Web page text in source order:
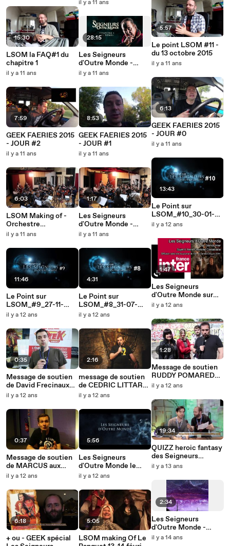
15:30
LSOM la FAQ#1 du
chapitre 1
il y a 11 ans
7:59
GEEK FAERIES 2015
- JOUR #2
il y a 11 ans
6:03
LSOM Making of -
Orchestre
philarmonique Paris
il y a 11 ans
11:46
Le Point sur
LSOM_#9_27-11-
2014
il y a 12 ans
0:35
Message de soutien
de David Frecinaux
aux Seigneurs
il y a 12 ans
0:37
Message de soutien
de MARCUS aux
Seigneurs d'Outre
il y a 12 ans
6:18
+ ou - GEEK spécial
il y a 11 ans
28:15
Les Seigneurs
d'Outre Monde -
chapitre 1
il y a 11 ans
8:53
GEEK FAERIES 2015
- JOUR #1
il y a 11 ans
1:17
Les Seigneurs
d'Outre Monde -
Orchestre
teaser
il y a 11 ans
4:31
Le Point sur
LSOM_#8_31-07-
2014
il y a 12 ans
2:16
message de soutien
de CEDRIC LITTARDI
aux Seigneurs
il y a 12 ans
5:56
Les Seigneurs
d'Outre Monde le
crowdfunding
il y a 12 ans
5:05
LSOM making Of Le
5:57
Le point LSOM #11 -
du 13 octobre 2015
il y a 11 ans
6:13
GEEK FAERIES 2015
- JOUR #0
il y a 11 ans
13:43
Le Point sur
LSOM_#10_30-01-
2015
il y a 12 ans
1:47
Les Seigneurs
d'Outre Monde sur
FRANCE INTER
il y a 12 ans
1:28
Message de soutien
RUDDY POMAREDE
et la team DAMNED
monde
il y a 12 ans
19:34
QUIZZ heroic fantasy
des Seigneurs
d'Outre Monde
il y a 13 ans
2:34
Les Seigneurs
d'Outre Monde -
teaser 2012
il y a 14 ans